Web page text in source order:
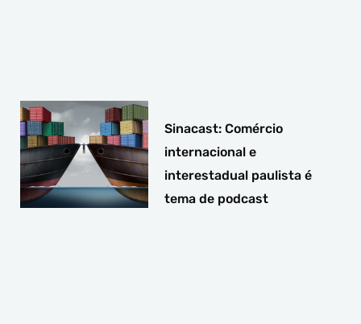
Sinacast: Comércio
internacional e
interestadual paulista é
tema de podcast